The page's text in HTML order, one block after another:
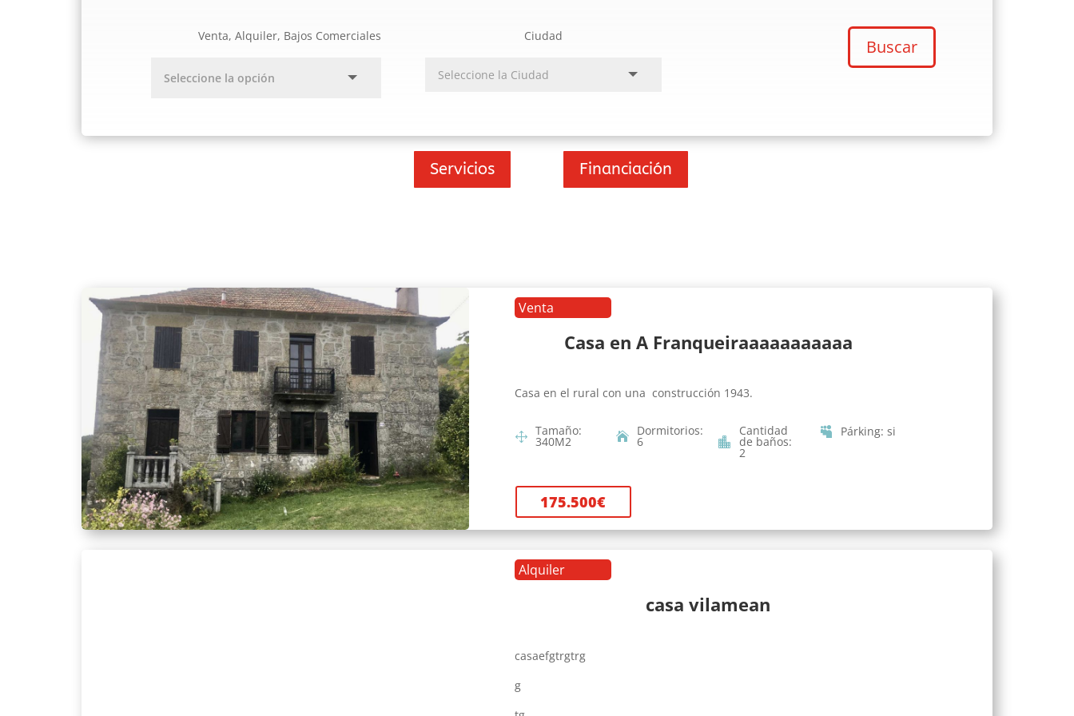
Venta, Alquiler, Bajos Comerciales Ciudad
Buscar
Servicios Financiación
Venta
Casa en A Franqueiraaaaaaaaaaa
Casa en el rural con una construcción 1943.
Tamaño:
340M2
Dormitorios:
6
Cantidad
de baños:
2
Párking:si
175.500€
Alquiler
casa vilamean
casaefgtrgtrg
g